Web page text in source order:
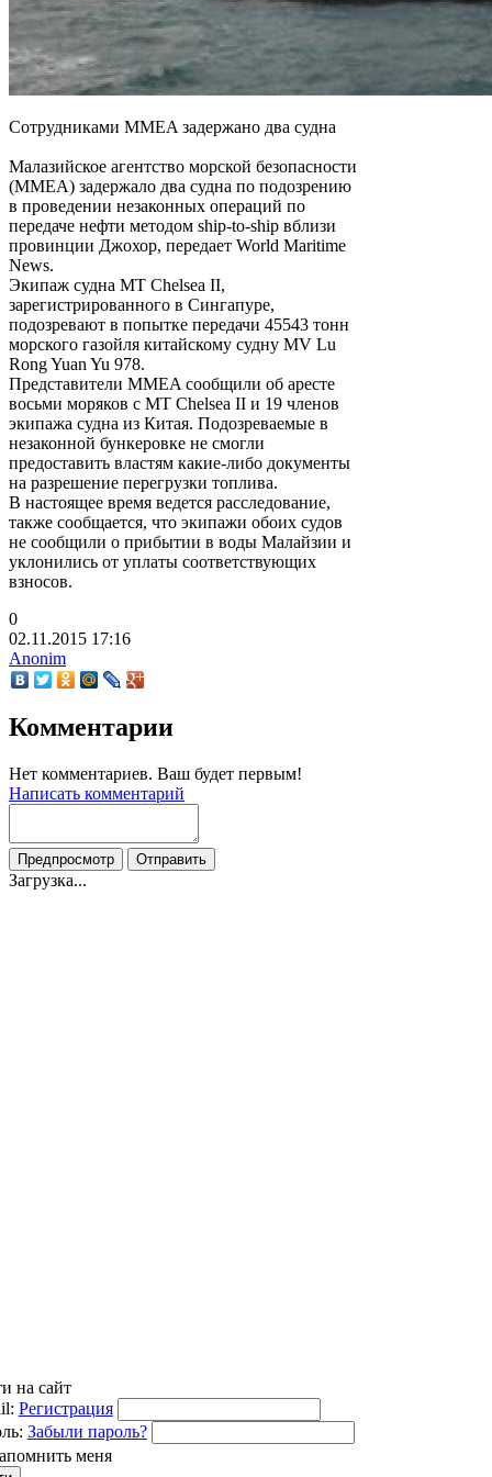
Сотрудниками MMEA задержано два судна
Малазийское агентство морской безопасности
(MMEA) задержало два судна по подозрению
в проведении незаконных операций по
передаче нефти методом ship-to-ship вблизи
провинции Джохор, передает World Maritime
News.
Экипаж судна MT Chelsea II,
зарегистрированного в Сингапуре,
подозревают в попытке передачи 45543 тонн
морского газойля китайскому судну MV Lu
Rong Yuan Yu 978.
Представители MMEA сообщили об аресте
восьми моряков с MT Chelsea II и 19 членов
экипажа судна из Китая. Подозреваемые в
незаконной бункеровке не смогли
предоставить властям какие-либо документы
на разрешение перегрузки топлива.
В настоящее время ведется расследование,
также сообщается, что экипажи обоих судов
не сообщили о прибытии в воды Малайзии и
уклонились от уплаты соответствующих
взносов.
0
02.11.2015 17:16
Anonim
Комментарии
Нет комментариев. Ваш будет первым!
Написать комментарий
Загрузка...
на сайт
Регистрация
Забыли пароль?
меня